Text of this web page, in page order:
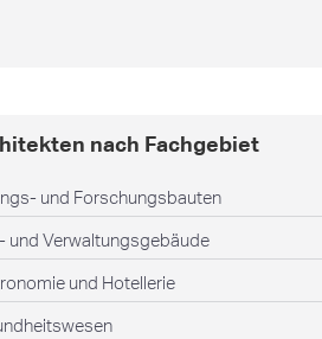
nach Fachgebiet
und Forschungsbauten
und Verwaltungsgebäude
und Hotellerie